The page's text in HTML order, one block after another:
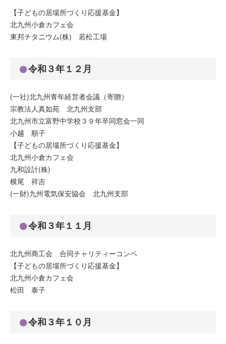
【子どもの居場所づくり応援基金】
北九州小倉カフェ会
東邦チタニウム(株) 若松工場
令和３年１２月
(一社)北九州青年経営者会議（寄贈）
宗教法人真如苑 北九州支部
北九州市立富野中学校３９年卒同窓会一同
小越 順子
【子どもの居場所づくり応援基金】
北九州小倉カフェ会
九和設計(株)
横尾 祥吉
(一財)九州電気保安協会 北九州支部
令和３年１１月
北九州商工会 合同チャリティーコンペ
【子どもの居場所づくり応援基金】
北九州小倉カフェ会
松田 泰子
令和３年１０月